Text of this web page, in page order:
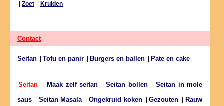
Zoet Kruiden
Contact
Seitan Tofu en panir Burgers en ballen Pate en cake
Seitan Maak zelf seitan |Seitan bollen|Seitan in mole
saus
Seitan Masala|Ongekruid koken|Gezouten
Rauw